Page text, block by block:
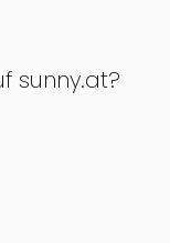
sunny.at?